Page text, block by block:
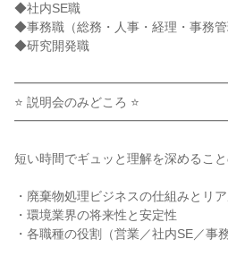
◆社内SE職
◆事務職（総務・人事・経理・事務管
◆研究開発職
⭐ 説明会のみどころ ⭐
短い時間でギュッと理解を深めるこ
・廃棄物処理ビジネスの仕組みとリ
・環境業界の将来性と安定性
・各職種の役割（営業／社内SE／事